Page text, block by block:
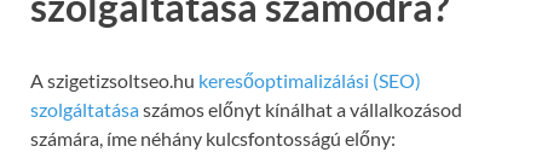
A szigetizsoltseo.hu keresőoptimalizálási (SEO)
szolgáltatásaszámos előnyt kínálhat a vállalkozásod
számára, íme néhány kulcsfontosságú előny: